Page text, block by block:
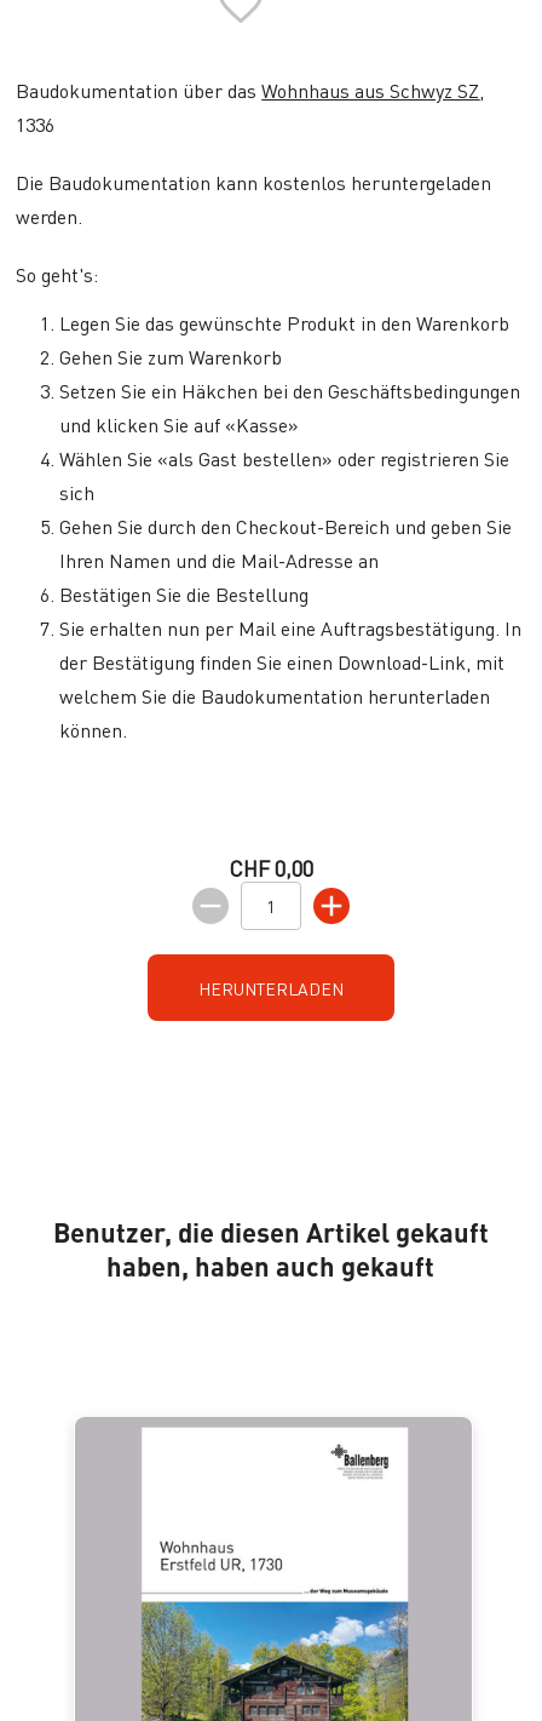
Baudokumentation über dasWohnhaus aus Schwyz SZ
1336
Die Baudokumentation kann kostenlos heruntergeladen
werden.
So geht's:
Legen Sie das gewünschte Produkt in den Warenkorb
Gehen Sie zum Warenkorb
Setzen Sie ein Häkchen bei den Geschäftsbedingungen
und klicken Sie auf «Kasse»
Wählen Sie «als Gast bestellen» oder registrieren Sie
sich
Gehen Sie durch den Checkout-Bereich und geben Sie
Ihren Namen und die Mail-Adresse an
Bestätigen Sie die Bestellung
Sie erhalten nun per Mail eine Auftragsbestätigung. In
der Bestätigung finden Sie einen Download-Link, mit
welchem Sie die Baudokumentation herunterladen
können.
CHF 0,00
HERUNTERLADEN
Benutzer, die diesen Artikel gekauft
haben, haben auch gekauft